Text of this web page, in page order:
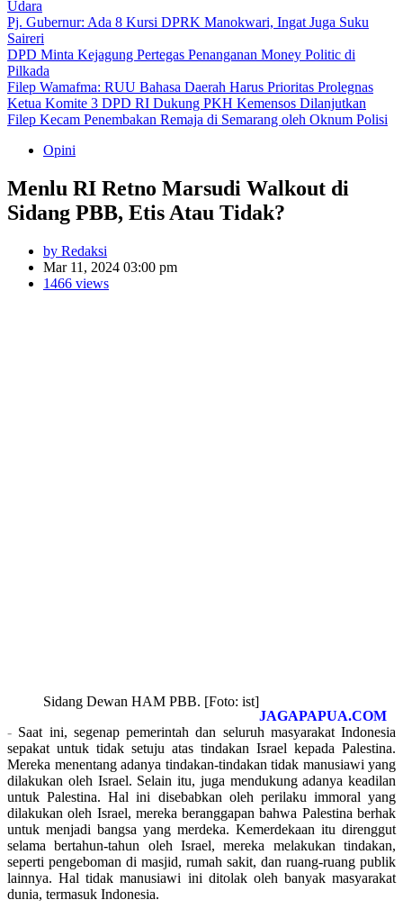
Udara
Pj. Gubernur: Ada 8 Kursi DPRK Manokwari, Ingat Juga Suku
Saireri
DPD Minta Kejagung Pertegas Penanganan Money Politic di
Pilkada
Filep Wamafma: RUU Bahasa Daerah Harus Prioritas Prolegnas
Ketua Komite 3 DPD RI Dukung PKH Kemensos Dilanjutkan
Filep Kecam Penembakan Remaja di Semarang oleh Oknum Polisi
Opini
Menlu RI Retno Marsudi Walkout di
Sidang PBB, Etis Atau Tidak?
by Redaksi
Mar 11, 2024 03:00 pm
1466 views
Sidang Dewan HAM PBB. [Foto: ist]
JAGAPAPUA.COM
- Saat ini, segenap pemerintah dan seluruh masyarakat Indonesia
sepakat untuk tidak setuju atas tindakan Israel kepada Palestina.
Mereka menentang adanya tindakan-tindakan tidak manusiawi yang
dilakukan oleh Israel. Selain itu, juga mendukung adanya keadilan
untuk Palestina. Hal ini disebabkan oleh perilaku immoral yang
dilakukan oleh Israel, mereka beranggapan bahwa Palestina berhak
untuk menjadi bangsa yang merdeka. Kemerdekaan itu direnggut
selama bertahun-tahun oleh Israel, mereka melakukan tindakan,
seperti pengeboman di masjid, rumah sakit, dan ruang-ruang publik
lainnya. Hal tidak manusiawi ini ditolak oleh banyak masyarakat
dunia, termasuk Indonesia.